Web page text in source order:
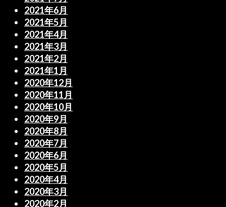
2021年6月
2021年5月
2021年4月
2021年3月
2021年2月
2021年1月
2020年12月
2020年11月
2020年10月
2020年9月
2020年8月
2020年7月
2020年6月
2020年5月
2020年4月
2020年3月
2020年2月